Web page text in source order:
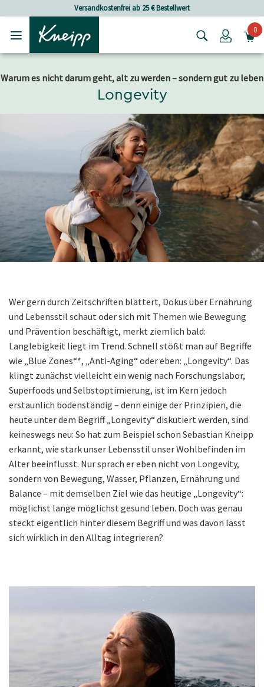
Skip to main content
Skip to footer contentVersandkostenfrei ab 25 € Bestellwert
Login0
Warum es nicht darum geht, alt zu werden – sondern gut zu leben
Longevity
Wer gern durch Zeitschriften blättert, Dokus über Ernährung
und Lebensstil schaut oder sich mit Themen wie Bewegung
und Prävention beschäftigt, merkt ziemlich bald:
Langlebigkeit liegt im Trend. Schnell stößt man auf Begriffe
wie „Blue Zones“*, „Anti-Aging“ oder eben: „Longevity“. Das
klingt zunächst vielleicht ein wenig nach Forschungslabor,
Superfoods und Selbstoptimierung, ist im Kern jedoch
erstaunlich bodenständig – denn einige der Prinzipien, die
heute unter dem Begriff „Longevity“ diskutiert werden, sind
keineswegs neu: So hat zum Beispiel schon Sebastian Kneipp
erkannt, wie stark unser Lebensstil unser Wohlbefinden im
Alter beeinflusst. Nur sprach er eben nicht von Longevity,
sondern von Bewegung, Wasser, Pflanzen, Ernährung und
Balance – mit demselben Ziel wie das heutige „Longevity“:
möglichst lange möglichst gesund leben. Doch was genau
steckt eigentlich hinter diesem Begriff und was davon lässt
sich wirklich in den Alltag integrieren?